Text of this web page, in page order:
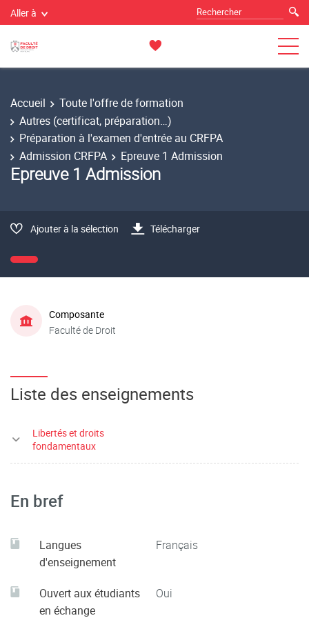
Aller à
Accueil
Toute l'offre de formation
Autres (certificat, préparation…)
Préparation à l'examen d'entrée au CRFPA
Admission CRFPA
Epreuve 1 Admission
Epreuve 1 Admission
Ajouter à la sélection Télécharger
Composante
Faculté de Droit
Liste des enseignements
Libertés et droits
fondamentaux
En bref
Langues
d'enseignement
Français
Ouvert aux étudiants
en échange
Oui